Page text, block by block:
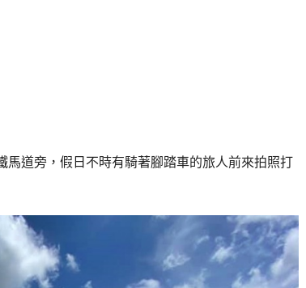
道旁，假日不時有騎著腳踏車的旅人前來拍照打